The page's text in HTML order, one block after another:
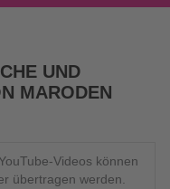
UND
MARODEN
Videos können
übertragen werden.